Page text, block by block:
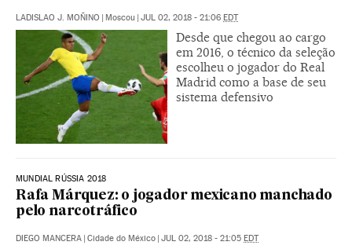
LADISLAO J. MOÑINO | Moscou | JUL 02, 2018 - 21:06 EDT
Desde que chegou ao cargo
em 2016, o técnico da seleção
escolheu o jogador do Real
Madrid como a base de seu
sistema defensivo
MUNDIAL RÚSSIA 2018
Rafa Márquez: o jogador mexicano manchado
pelo narcotráfico
DIEGO MANCERA | Cidade do México | JUL 02, 2018 - 21:05 EDT